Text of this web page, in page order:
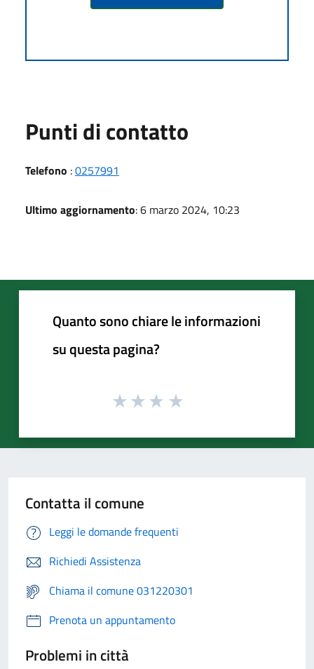
Punti di contatto
Telefono :0257991
Ultimo aggiornamento: 6 marzo 2024, 10:23
Quanto sono chiare le informazioni
su questa pagina?
Contatta il comune
Leggi le domande frequenti
Richiedi Assistenza
Chiama il comune 031220301
Prenota un appuntamento
Problemi in città